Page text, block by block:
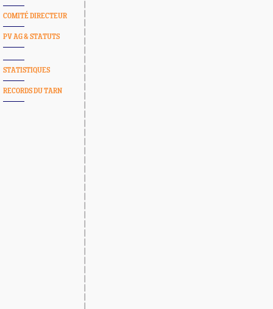
COMITÉ DIRECTEUR
PV AG & STATUTS
STATISTIQUES
RECORDS DU TARN